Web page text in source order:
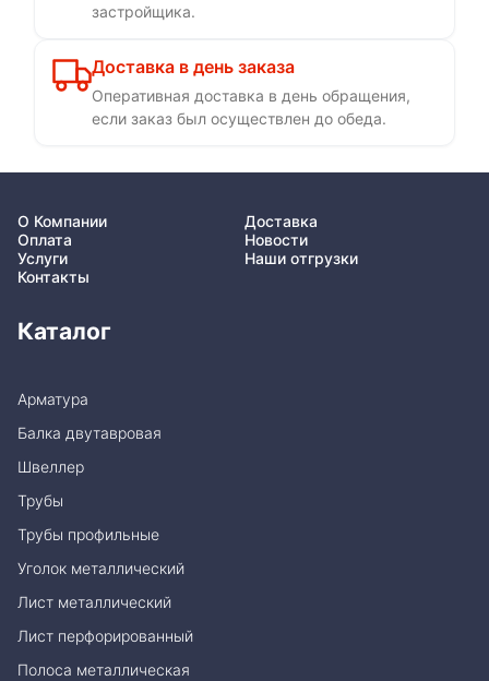
застройщика.
Доставка в день заказа
Оперативная доставка в день обращения,
если заказ был осуществлен до обеда.
О Компании
Доставка
Оплата
Новости
Услуги
Наши отгрузки
Контакты
Каталог
Арматура
Балка двутавровая
Швеллер
Трубы
Трубы профильные
Уголок металлический
Лист металлический
Лист перфорированный
Полоса металлическая